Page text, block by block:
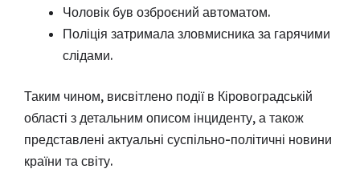
Чоловік був озброєний автоматом.
Поліція затримала зловмисника за гарячими
слідами.
Таким чином, висвітлено події в Кіровоградській
області з детальним описом інциденту, а також
представлені актуальні суспільно-політичні новини
країни та світу.